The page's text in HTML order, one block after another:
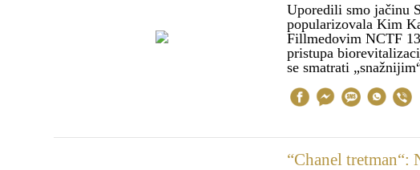
Uporedili smo jačinu
popularizovala Kim
Fillmedovim NCTF
pristupa
se smatrati
“Chanel tretman“: